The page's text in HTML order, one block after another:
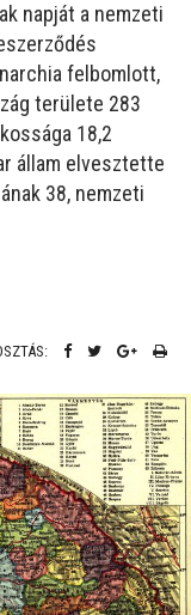
napját a nemzeti
felbomlott,
területe 283
18,2
állam elvesztette
38, nemzeti